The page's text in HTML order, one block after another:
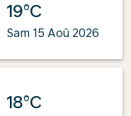
19°C
Sam 15 Aoû 2026
18°C